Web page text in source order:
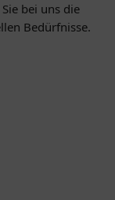
bei uns die
Bedürfnisse.